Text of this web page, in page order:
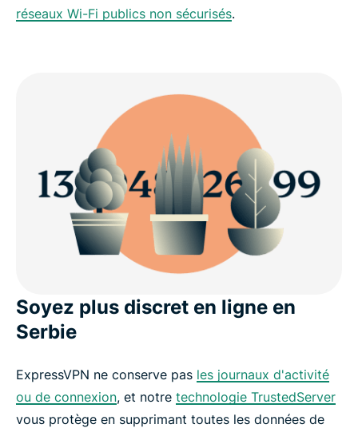
réseaux Wi-Fi publics non sécurisés.
Soyez plus discret en ligne en
Serbie
ExpressVPN ne conserve pas les journaux d'activité
ou de connexion, et notre technologie TrustedServer
vous protège en supprimant toutes les données de